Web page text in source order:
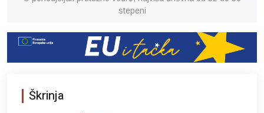
stepeni
Škrinja